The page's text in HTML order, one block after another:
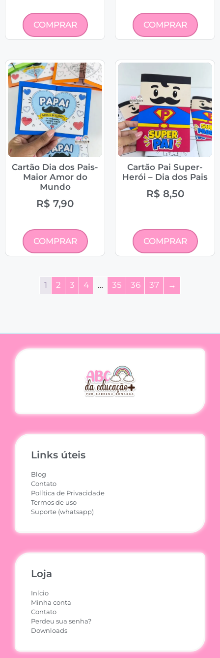
COMPRAR COMPRAR
Cartão Dia dos Pais-
Maior Amor do
Mundo
R$ 7,90
COMPRAR
Cartão Pai Super-
Herói – Dia dos Pais
R$ 8,50
COMPRAR
1 2 3 4 … 35 36 37 →
Links úteis
Blog
Contato
Política de Privacidade
Termos de uso
Suporte (whatsapp)
Loja
Início
Minha conta
Contato
Perdeu sua senha?
Downloads